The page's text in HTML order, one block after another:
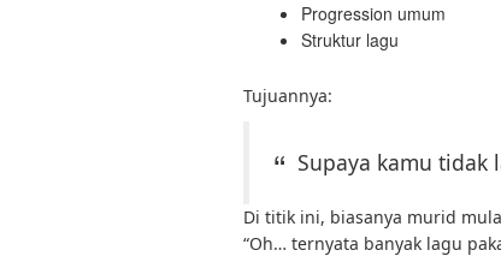
Progression umum
Struktur lagu
Tujuannya:
Supaya kamu tidak
Di titik ini, biasanya murid
“Oh… ternyata banyak lagu